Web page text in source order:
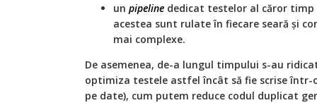
un pipeline dedicat testelor al căror
acestea sunt rulate în fiecare seară și
mai complexe.
De asemenea, de-a lungul timpului s-au
optimiza testele astfel încât să fie scrise
pe date), cum putem reduce codul duplicat